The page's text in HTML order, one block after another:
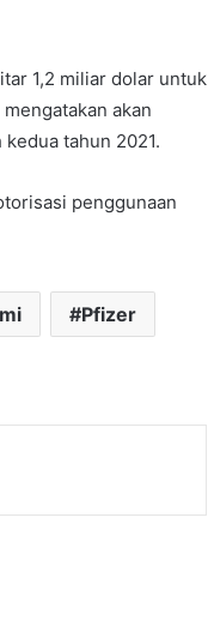
1,2 miliar dolar untuk
akan
tahun 2021.
penggunaan
Pfizer